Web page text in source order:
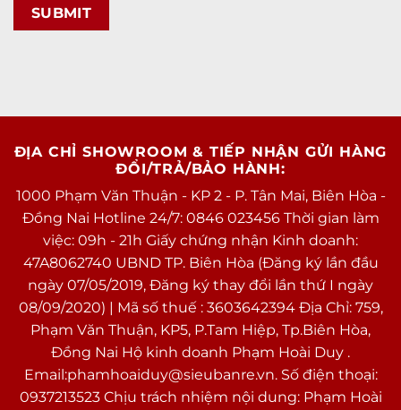
ĐỊA CHỈ SHOWROOM & TIẾP NHẬN GỬI HÀNG
ĐỔI/TRẢ/BẢO HÀNH:
1000 Phạm Văn Thuận - KP 2 - P. Tân Mai, Biên Hòa -
Đồng Nai Hotline 24/7: 0846 023456 Thời gian làm
việc: 09h - 21h Giấy chứng nhận Kinh doanh:
47A8062740 UBND TP. Biên Hòa (Đăng ký lần đầu
ngày 07/05/2019, Đăng ký thay đổi lần thứ I ngày
08/09/2020) | Mã số thuế : 3603642394 Địa Chỉ: 759,
Phạm Văn Thuận, KP5, P.Tam Hiệp, Tp.Biên Hòa,
Đồng Nai Hộ kinh doanh Phạm Hoài Duy .
Email:phamhoaiduy@sieubanre.vn. Số điện thoại:
0937213523 Chịu trách nhiệm nội dung: Phạm Hoài